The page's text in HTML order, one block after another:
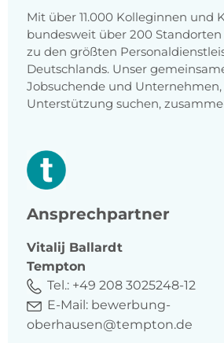
Mit über 11.000 Kolleginnen und
bundesweit über 200
zu den größten
Deutschlands. Unser
Jobsuchende und
Unterstützung suchen,
Ansprechpartner
Vitalij Ballardt
Tempton
Tel.: +49 208 3025248-12
E-Mail: bewerbung-
oberhausen@tempton.de